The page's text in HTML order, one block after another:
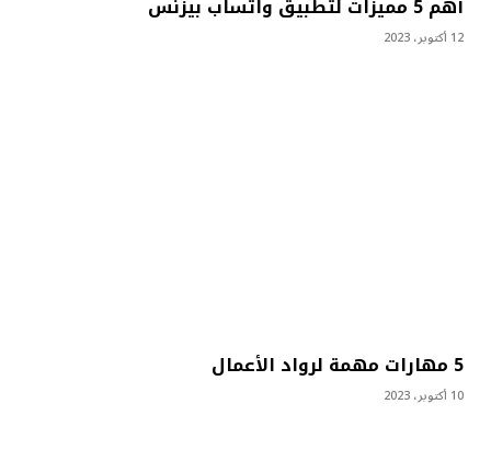
أهم 5 مميزات لتطبيق واتساب بيزنس
12 أكتوبر، 2023
5 مهارات مهمة لرواد الأعمال
10 أكتوبر، 2023